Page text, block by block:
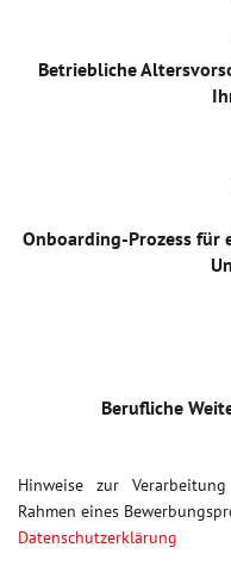
Betriebliche
Onboarding-Prozess für
Berufliche
Hinweise zur
Rahmen eines
Datenschutzerklärung